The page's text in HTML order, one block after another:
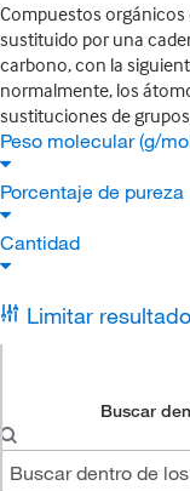
Compuestos
sustituido por una
carbono, con la
normalmente, los
sustituciones de
Peso molecular (g/
Porcentaje de pureza
Cantidad
Limitar
Buscar